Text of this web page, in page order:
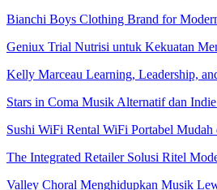
Bianchi Boys Clothing Brand for
Geniux Trial Nutrisi untuk Kekuatan
Kelly Marceau Learning, Leadership,
Stars in Coma Musik Alternatif dan
Sushi WiFi Rental WiFi Portabel Mudah
The Integrated Retailer Solusi Ritel
Valley Choral Menghidupkan Musik